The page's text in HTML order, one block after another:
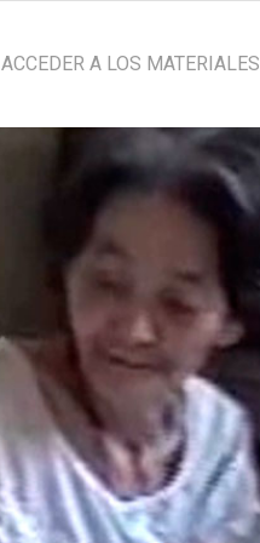
ACCEDER A LOS MATERIALES